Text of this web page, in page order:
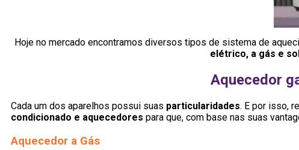
Hoje no mercado encontramos diversos tipos de sistema de
elétrico, a gás e
Aquecedor
Cada um dos aparelhos possui suas particularidades. E por isso,
condicionado e aquecedores para que, com base nas suas
Aquecedor a Gás